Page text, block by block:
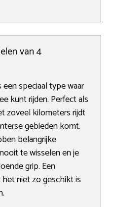
van 4
speciaal type waar
kunt rijden. Perfect als
zoveel kilometers rijdt
gebieden komt.
belangrijke
te wisselen en je
grip. Een
niet zo geschikt is